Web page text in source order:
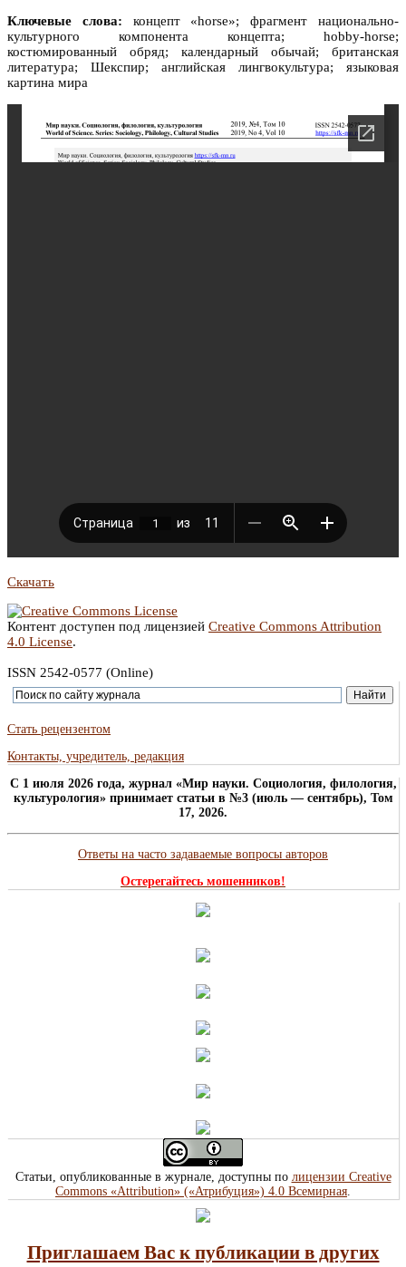
Ключевые слова: концепт «horse»; фрагмент национально-
культурного компонента концепта; hobby-horse;
костюмированный обряд; календарный обычай; британская
литература; Шекспир; английская лингвокультура; языковая
картина мира
Скачать
Контент доступен под лицензией Creative Commons Attribution
4.0 License.
ISSN 2542-0577 (Online)
Стать рецензентом
Контакты, учредитель, редакция
C 1 июля 2026 года, журнал «Мир науки. Социология, филология,
культурология» принимает статьи в №3 (июль — сентябрь), Том
17, 2026.
Ответы на часто задаваемые вопросы авторов
Остерегайтесь мошенников!
Статьи, опубликованные в журнале, доступны по лицензии Creative
Commons «Attribution» («Атрибуция») 4.0 Всемирная
Приглашаем Вас к публикации в других